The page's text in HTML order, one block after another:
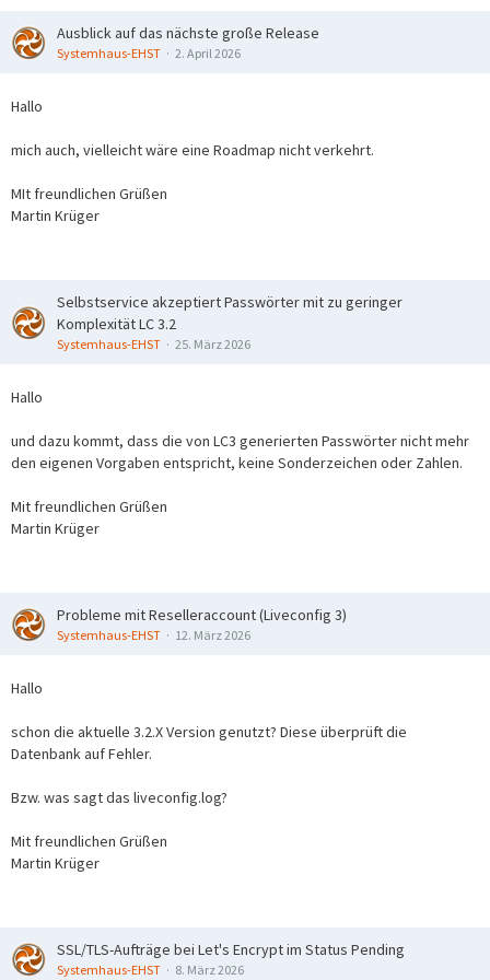
Ausblick auf das nächste große Release
Systemhaus-EHST 2. April 2026
Hallo
mich auch, vielleicht wäre eine Roadmap nicht verkehrt.
MIt freundlichen Grüßen
Martin Krüger
Selbstservice akzeptiert Passwörter mit zu geringer
Komplexität LC 3.2
Systemhaus-EHST 25. März 2026
Hallo
und dazu kommt, dass die von LC3 generierten Passwörter nicht mehr
den eigenen Vorgaben entspricht, keine Sonderzeichen oder Zahlen.
Mit freundlichen Grüßen
Martin Krüger
Probleme mit Reselleraccount (Liveconfig 3)
Systemhaus-EHST 12. März 2026
Hallo
schon die aktuelle 3.2.X Version genutzt? Diese überprüft die
Datenbank auf Fehler.
Bzw. was sagt das liveconfig.log?
Mit freundlichen Grüßen
Martin Krüger
SSL/TLS-Aufträge bei Let's Encrypt im Status Pending
Systemhaus-EHST 8. März 2026